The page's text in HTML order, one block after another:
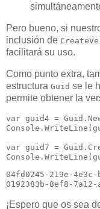
Pero bueno, si
inclusión de
facilitará su uso.
Como punto extra,
estructura Guid se le
permite obtener la
var guid4 =
var guid7 =
04fd0245-219e-
¡Espero que os sea